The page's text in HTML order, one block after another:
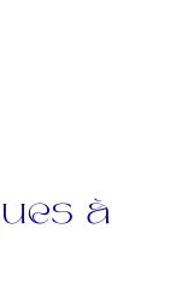
à